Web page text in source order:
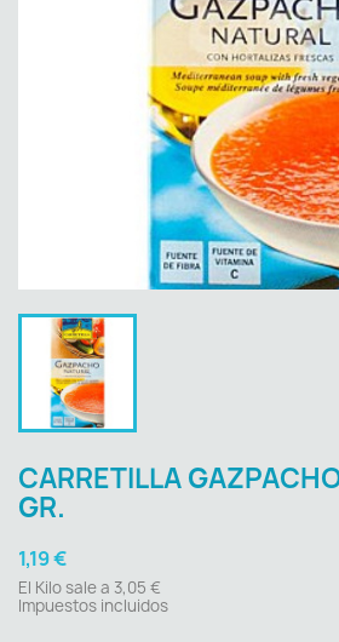
CARRETILLA
GR.
1,19 €
El Kilo sale a 3,05 €
Impuestos incluidos